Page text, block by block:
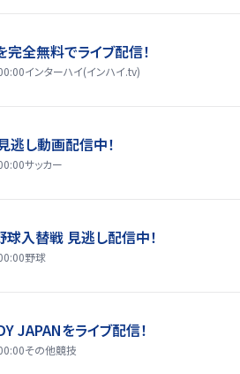
全無料でライブ配信！
インターハイ(インハイ.tv)
逃し動画配信中！
サッカー
入替戦 見逃し配信中！
野球
JAPANをライブ配信！
その他競技